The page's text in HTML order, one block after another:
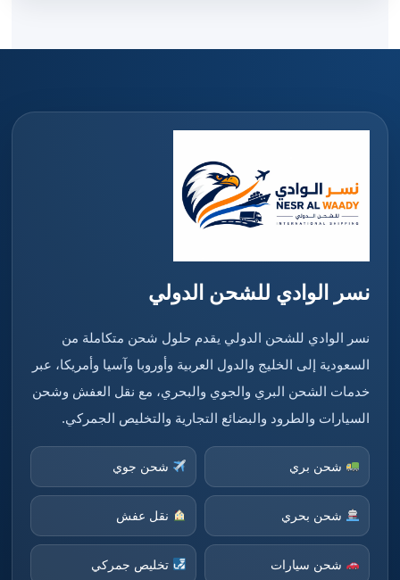
نسر الوادي للشحن الدولي
نسر الوادي للشحن الدولي يقدم حلول شحن متكاملة من
السعودية إلى الخليج والدول العربية وأوروبا وآسيا وأمريكا، عبر
خدمات الشحن البري والجوي والبحري، مع نقل العفش وشحن
السيارات والطرود والبضائع التجارية والتخليص الجمركي.
شحن بري شحن جوي
شحن بحري نقل عفش
شحن سيارات تخليص جمركي